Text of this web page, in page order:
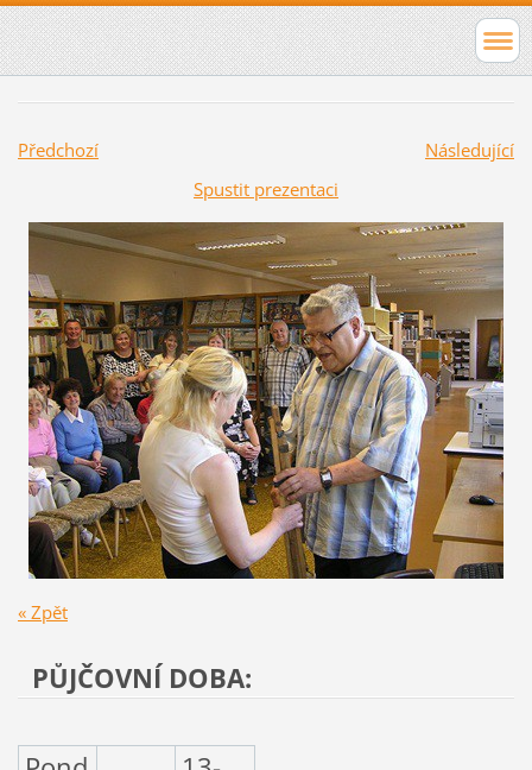
Předchozí
Následující
Spustit prezentaci
« Zpět
PŮJČOVNÍ DOBA: